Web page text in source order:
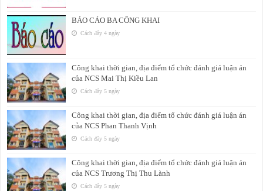
BÁO CÁO BA CÔNG KHAI
Cách đây 4 ngày
Công khai thời gian, địa điểm tổ chức đánh giá luận án
của NCS Mai Thị Kiều Lan
Cách đây 5 ngày
Công khai thời gian, địa điểm tổ chức đánh giá luận án
của NCS Phan Thanh Vịnh
Cách đây 5 ngày
Công khai thời gian, địa điểm tổ chức đánh giá luận án
của NCS Trương Thị Thu Lành
Cách đây 5 ngày